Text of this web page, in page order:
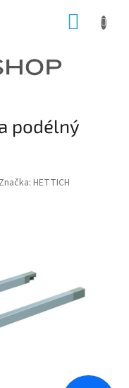
podélný
Značka: HETTICH